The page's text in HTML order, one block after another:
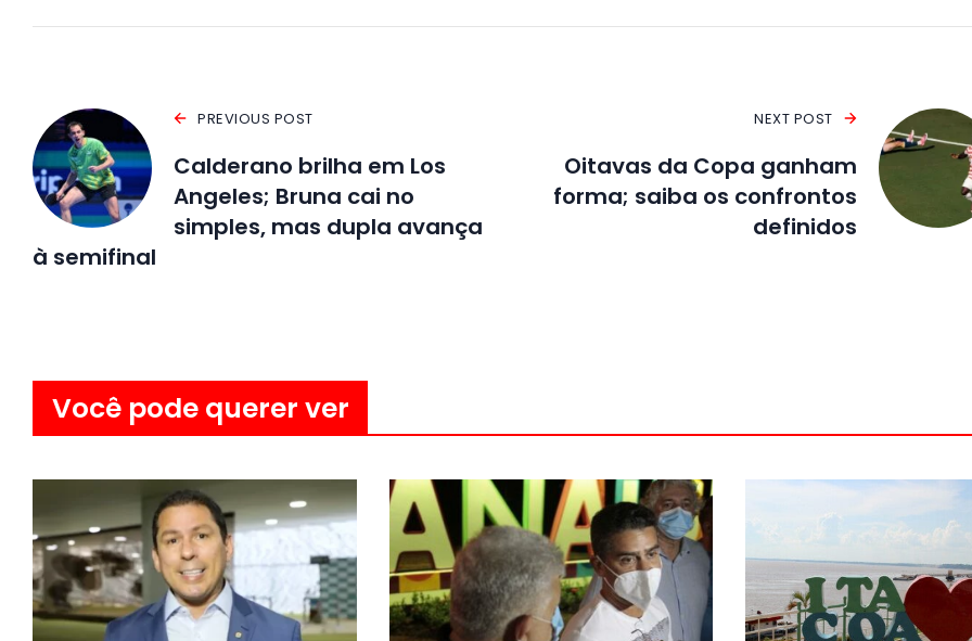
PREVIOUS POST
Calderano brilha em Los
Angeles; Bruna cai no
simples, mas dupla avança
à semifinal
NEXT POST
Oitavas da Copa ganham
forma; saiba os confrontos
definidos
Você pode querer ver